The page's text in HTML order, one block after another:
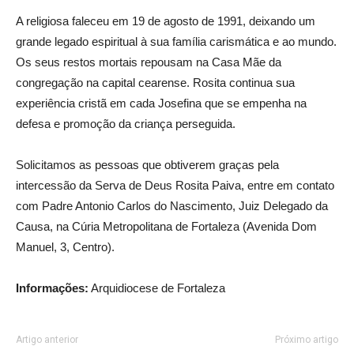
A religiosa faleceu em 19 de agosto de 1991, deixando um
grande legado espiritual à sua família carismática e ao mundo.
Os seus restos mortais repousam na Casa Mãe da
congregação na capital cearense. Rosita continua sua
experiência cristã em cada Josefina que se empenha na
defesa e promoção da criança perseguida.
Solicitamos as pessoas que obtiverem graças pela
intercessão da Serva de Deus Rosita Paiva, entre em contato
com Padre Antonio Carlos do Nascimento, Juiz Delegado da
Causa, na Cúria Metropolitana de Fortaleza (Avenida Dom
Manuel, 3, Centro).
Informações: Arquidiocese de Fortaleza
Artigo anterior Próximo artigo